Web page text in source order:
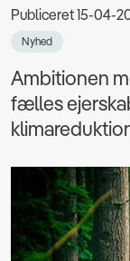
Publiceret 15-04-
Nyhed
Ambitionen
fælles